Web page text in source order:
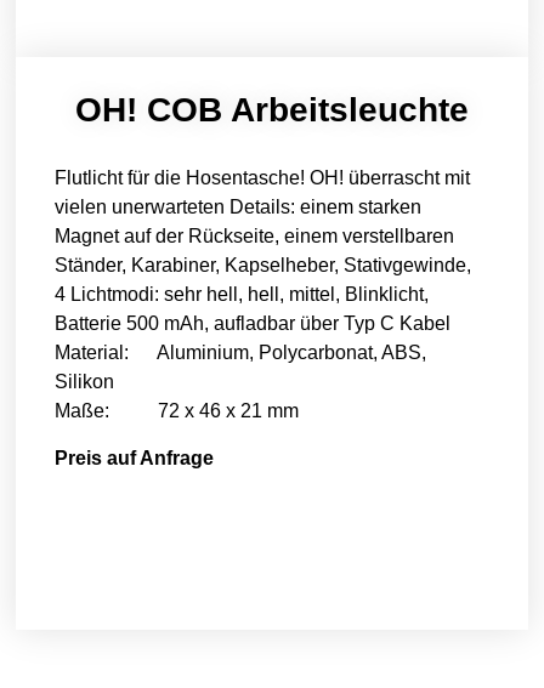
OH! COB Arbeitsleuchte
Flutlicht für die Hosentasche! OH! überrascht mit
vielen unerwarteten Details: einem starken
Magnet auf der Rückseite, einem verstellbaren
Ständer, Karabiner, Kapselheber, Stativgewinde,
4 Lichtmodi: sehr hell, hell, mittel, Blinklicht,
Batterie 500 mAh, aufladbar über Typ C Kabel
Material: Aluminium, Polycarbonat, ABS,
Silikon
Maße: 72 x 46 x 21 mm
Preis auf Anfrage